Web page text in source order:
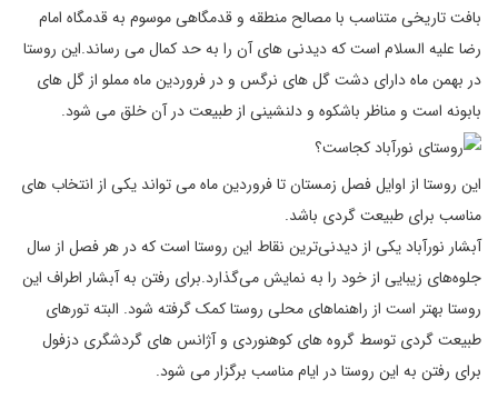
بافت تاریخی متناسب با مصالح منطقه و قدمگاهی موسوم به قدمگاه امام
رضا علیه السلام است که دیدنی های آن را به حد کمال می رساند.این روستا
در بهمن ماه دارای دشت گل های نرگس و در فروردین ماه مملو از گل های
بابونه است و مناظر باشکوه و دلنشینی از طبیعت در آن خلق می شود.
این روستا از اوایل فصل زمستان تا فروردین ماه می تواند یکی از انتخاب های
مناسب برای طبیعت گردی باشد.
آبشار نورآباد یکی از دیدنی‌ترین نقاط این روستا است که در هر فصل از سال
جلوه‌های زیبایی از خود را به نمایش می‌گذارد.برای رفتن به آبشار اطراف این
روستا بهتر است از راهنماهای محلی روستا کمک گرفته شود. البته تورهای
طبیعت گردی توسط گروه های کوهنوردی و آژانس های گردشگری دزفول
برای رفتن به این روستا در ایام مناسب برگزار می شود.